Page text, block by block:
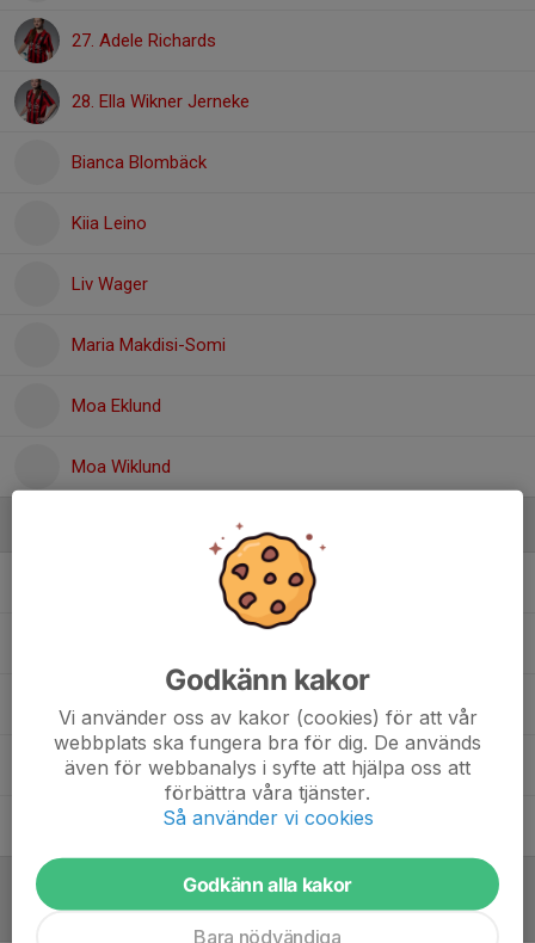
27. Adele Richards
28. Ella Wikner Jerneke
Bianca Blombäck
Kiia Leino
Liv Wager
Maria Makdisi-Somi
Moa Eklund
Moa Wiklund
Tränare
Lagledare DJ
Monica ThunholmHuvudtränare DJ
Tränare
Referat
Godkänn kakor
Vi använder oss av kakor (cookies) för att vår
webbplats ska fungera bra för dig. De används
även för webbanalys i syfte att hjälpa oss att
förbättra våra tjänster.
Så använder vi cookies
Godkänn alla kakor
Bara nödvändiga